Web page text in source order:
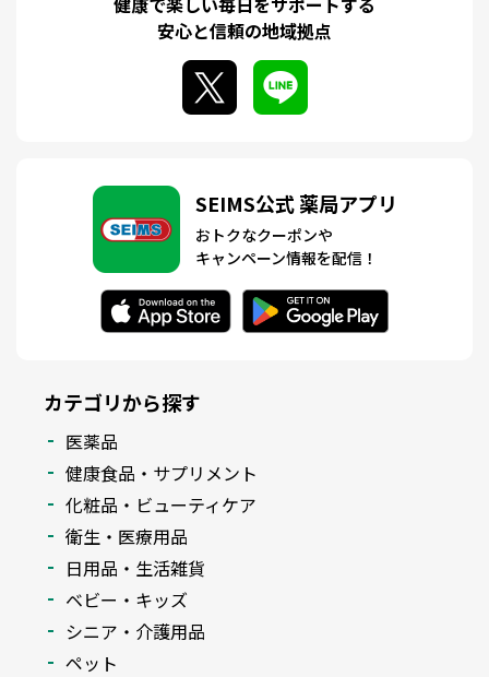
安心と信頼の地域拠点
SEIMS公式 薬局アプリ
おトクなクーポンや
キャンペーン情報を配信！
カテゴリから探す
医薬品
健康食品・サプリメント
化粧品・ビューティケア
衛生・医療用品
日用品・生活雑貨
ベビー・キッズ
シニア・介護用品
ペット